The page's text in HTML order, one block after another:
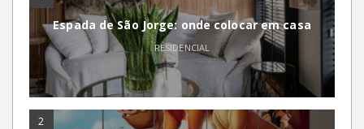
Espada de São Jorge: onde colocar em casa
RESIDENCIAL
2